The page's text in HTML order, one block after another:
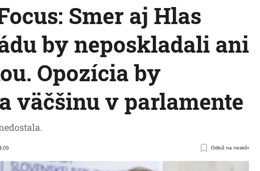
Smer aj Hlas
by neposkladali ani
Opozícia by
väčšinu v parlamente
Odlož na neskôr